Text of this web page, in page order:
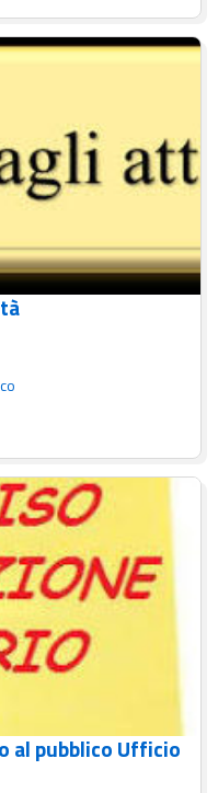
al pubblico Ufficio